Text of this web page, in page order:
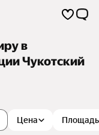
в
Чукотский
Цена Площадь